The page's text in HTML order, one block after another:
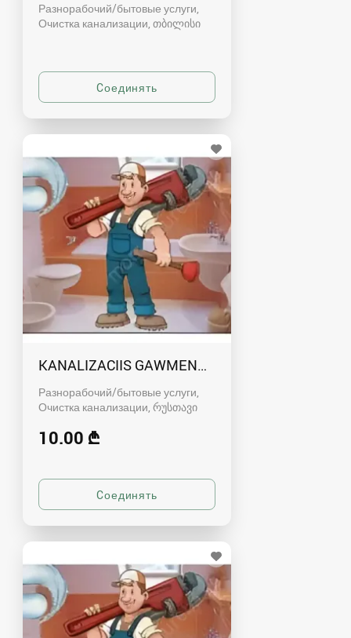
Разнорабочий/бытовые услуги,
Очистка канализации თბილისი
KANALIZACIIS GAWMENDA RUSTAVSHI -
Разнорабочий/бытовые услуги,
Очистка канализации რუსთავი
10.00 ₾